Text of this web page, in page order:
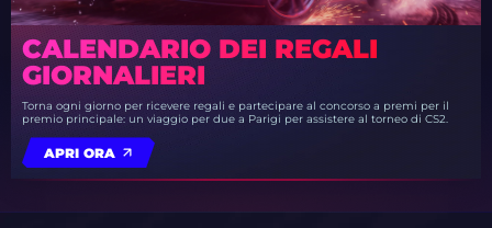
CALENDARIO DEI REGALI
GIORNALIERI
Torna ogni giorno per ricevere regali e partecipare al concorso a premi per il
premio principale: un viaggio per due a Parigi per assistere al torneo di CS2.
APRI ORA